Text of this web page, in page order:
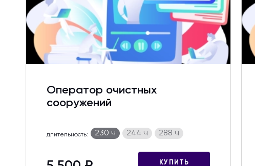
Оператор очистных
сооружений
длительность: 230 ч 244 ч 288 ч
КУПИТЬ